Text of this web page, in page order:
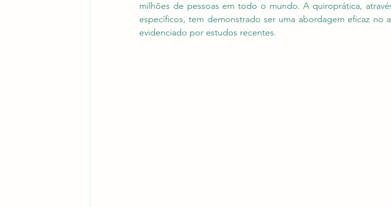
milhões de pessoas em todo o mundo. A quiroprática,
específicos, tem demonstrado ser uma abordagem eficaz no
evidenciado por estudos recentes.